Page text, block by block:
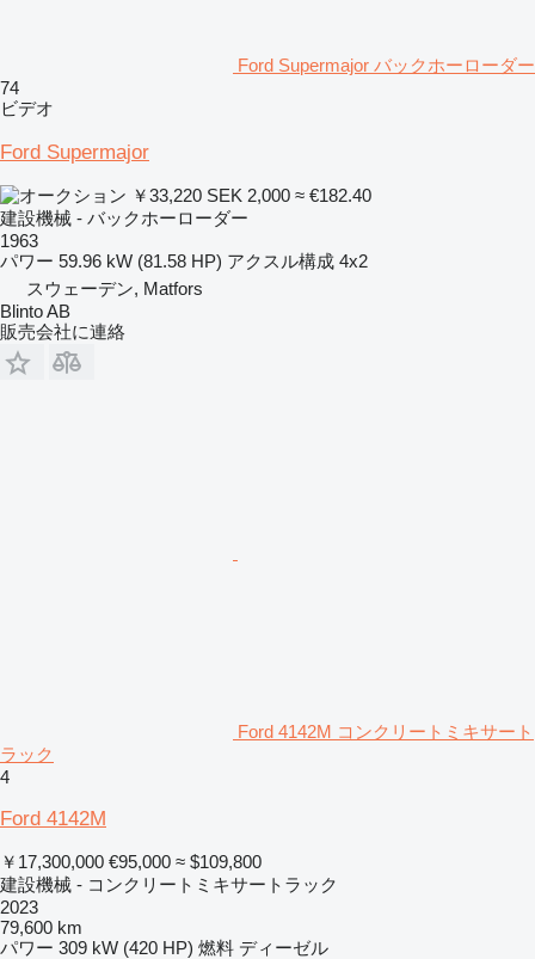
Ford Supermajor バックホーローダー
74
ビデオ
Ford Supermajor
￥33,220 SEK 2,000 ≈ €182.40
建設機械 - バックホーローダー
1963
パワー 59.96 kW (81.58 HP) アクスル構成 4x2
スウェーデン, Matfors
Blinto AB
販売会社に連絡
Ford 4142M コンクリートミキサート
ラック
4
Ford 4142M
￥17,300,000 €95,000 ≈ $109,800
建設機械 - コンクリートミキサートラック
2023
79,600 km
パワー 309 kW (420 HP) 燃料 ディーゼル